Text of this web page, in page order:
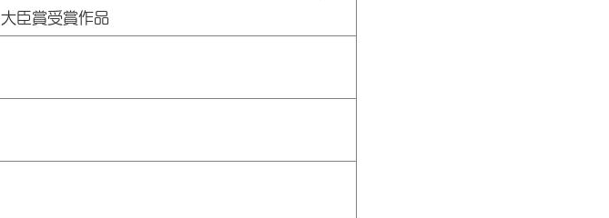
大臣賞受賞作品